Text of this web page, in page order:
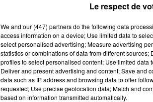
Le respect de
We and our (447) partnersdo the following data
access information on a device; Use limited data to
select personalised advertising; Measure advertising
statistics or combinations of data from different
profiles to select personalised content; Use limited data
Deliver and present advertising and content; Save and
data such as IP address and browsing data to offer
requested; Use precise geolocation data; Match and
based on information transmitted automatically.